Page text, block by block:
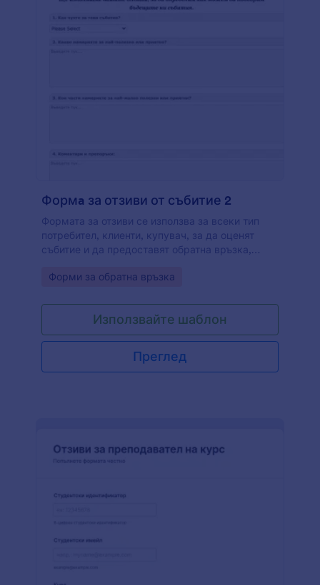
Формa за отзиви от събитие 2
Формата за отзиви се използва за всеки тип
потребител, клиенти, купувач, за да оценят
събитие и да предоставят обратна връзка,
форма за отзиви от събитие прихваща цялата
позволява подобряване на вашите услуги за
събития. Тази форма за обратна връзка за
събитие включва някои въпроси, като „Как
чухте за това събитие?“, „Какво намерихте за
най-полезно или приятно?“. Също така,
Go to Category:
Форми за обратна връзка
Използвайте шаблон
Преглед